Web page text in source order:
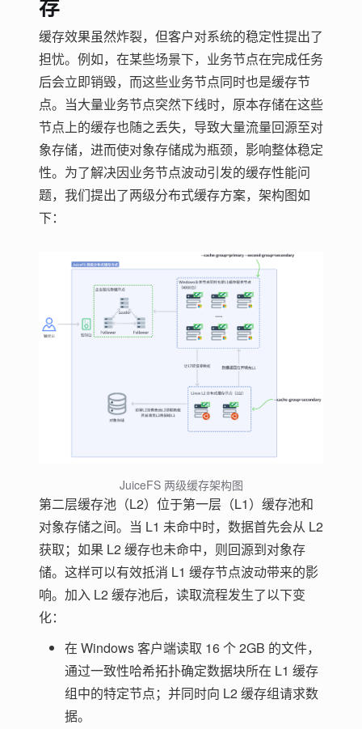
存
缓存效果虽然炸裂，但客户对系统的稳定性提出了
担忧。例如，在某些场景下，业务节点在完成任务
后会立即销毁，而这些业务节点同时也是缓存节
点。当大量业务节点突然下线时，原本存储在这些
节点上的缓存也随之丢失，导致大量流量回源至对
象存储，进而使对象存储成为瓶颈，影响整体稳定
性。为了解决因业务节点波动引发的缓存性能问
题，我们提出了两级分布式缓存方案，架构图如
下：
JuiceFS 两级缓存架构图
第二层缓存池（L2）位于第一层（L1）缓存池和
对象存储之间。当 L1 未命中时，数据首先会从 L2
获取；如果 L2 缓存也未命中，则回源到对象存
储。这样可以有效抵消 L1 缓存节点波动带来的影
响。加入 L2 缓存池后，读取流程发生了以下变
化：
在 Windows 客户端读取 16 个 2GB 的文件，
通过一致性哈希拓扑确定数据块所在 L1 缓存
组中的特定节点；并同时向 L2 缓存组请求数
据。